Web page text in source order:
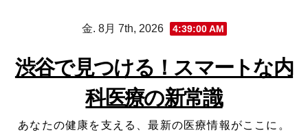
金. 8月 7th, 2026 4:39:01 AM
渋谷で見つける！スマートな内
科医療の新常識
あなたの健康を支える、最新の医療情報がここに。